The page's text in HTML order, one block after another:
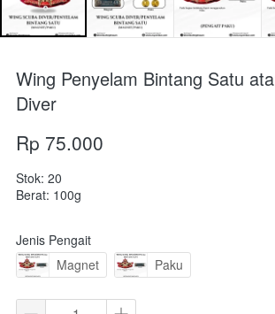
Wing Penyelam Bintang Satu
Diver
Rp 75.000
Stok: 20
Berat: 100g
Jenis Pengait
Magnet
Paku